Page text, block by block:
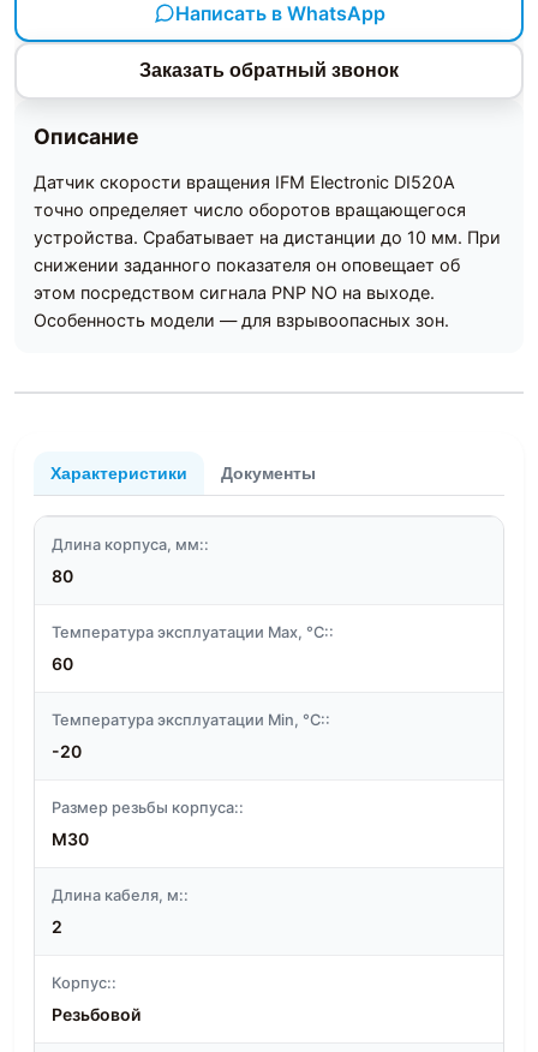
Написать в WhatsApp
Заказать обратный звонок
Описание
Датчик скорости вращения IFM Electronic DI520A
точно определяет число оборотов вращающегося
устройства. Срабатывает на дистанции до 10 мм. При
снижении заданного показателя он оповещает об
этом посредством сигнала PNP NO на выходе.
Особенность модели — для взрывоопасных зон.
Характеристики Документы
Длина корпуса, мм::
80
Температура эксплуатации Max, °C::
60
Температура эксплуатации Min, °C::
-20
Размер резьбы корпуса::
M30
Длина кабеля, м::
2
Корпус::
Резьбовой